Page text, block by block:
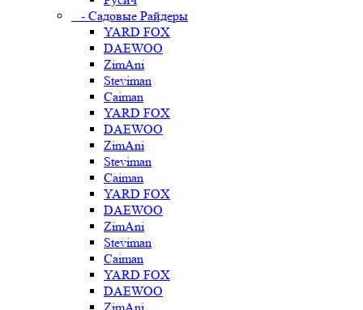
- Садовые Райдеры
YARD FOX
DAEWOO
ZimAni
Steviman
Caiman
YARD FOX
DAEWOO
ZimAni
Steviman
Caiman
YARD FOX
DAEWOO
ZimAni
Steviman
Caiman
YARD FOX
DAEWOO